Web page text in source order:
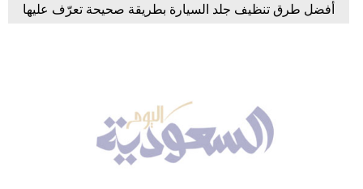
أفضل طرق تنظيف جلد السيارة بطريقة صحيحة تعرّف عليها